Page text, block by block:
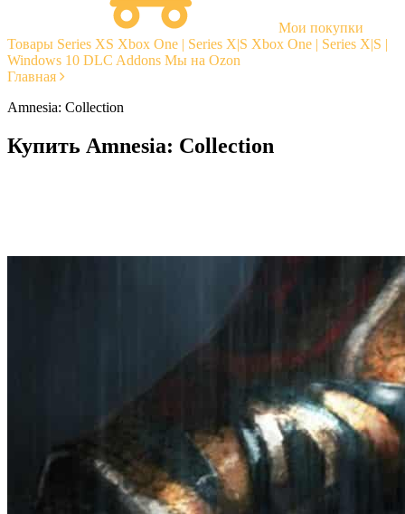
Мои покупки
Товары Series XS Xbox One | Series X|S Xbox One | Series X|S |
Windows 10 DLC Addons Мы на Ozon
Главная
Amnesia: Collection
Купить Amnesia: Collection